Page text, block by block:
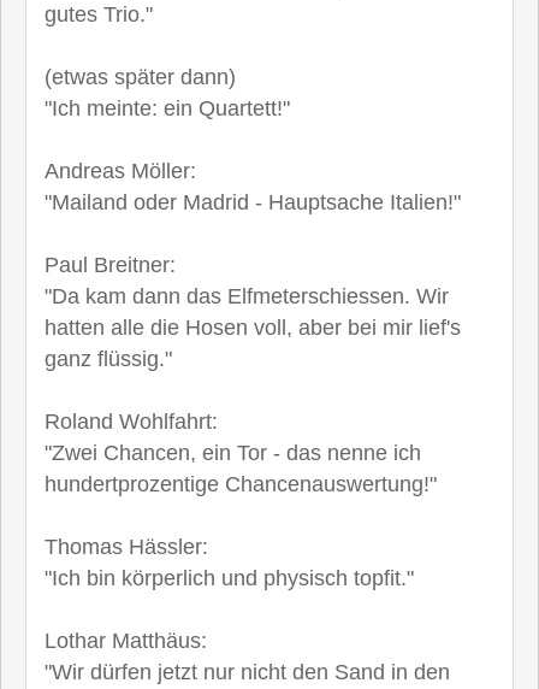
gutes Trio."
(etwas später dann)
"Ich meinte: ein Quartett!"
Andreas Möller:
"Mailand oder Madrid - Hauptsache Italien!"
Paul Breitner:
"Da kam dann das Elfmeterschiessen. Wir
hatten alle die Hosen voll, aber bei mir lief's
ganz flüssig."
Roland Wohlfahrt:
"Zwei Chancen, ein Tor - das nenne ich
hundertprozentige Chancenauswertung!"
Thomas Hässler:
"Ich bin körperlich und physisch topfit."
Lothar Matthäus:
"Wir dürfen jetzt nur nicht den Sand in den